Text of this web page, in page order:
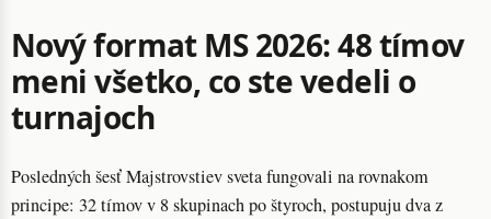
Nový format MS 2026: 48 tímov
meni všetko, co ste vedeli o
turnajoch
Posledných šesť Majstrovstiev sveta fungovali na rovnakom
principe: 32 tímov v 8 skupinach po štyroch, postupuju dva z